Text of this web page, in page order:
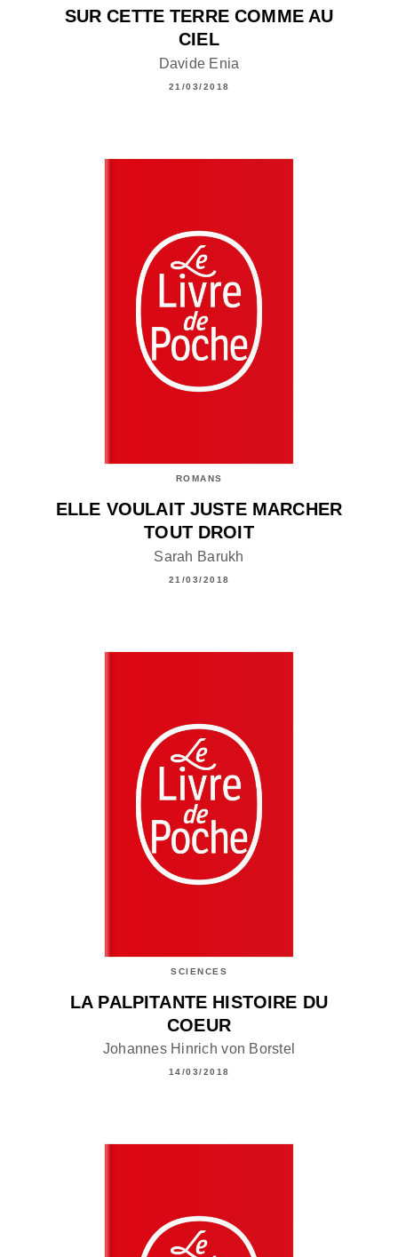
SUR CETTE TERRE COMME AU
CIEL
Davide Enia
21/03/2018
ROMANS
ELLE VOULAIT JUSTE MARCHER
TOUT DROIT
Sarah Barukh
21/03/2018
SCIENCES
LA PALPITANTE HISTOIRE DU
COEUR
Johannes Hinrich von Borstel
14/03/2018